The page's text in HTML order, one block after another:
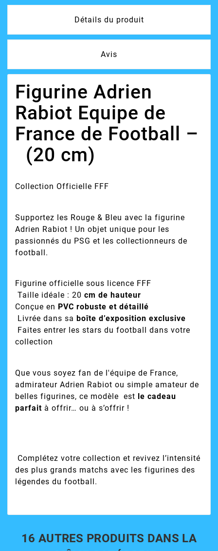
Détails du produit
Avis
Figurine Adrien
Rabiot Equipe de
France de Football –
(20 cm)
Collection Officielle FFF
Supportez les Rouge & Bleu avec la figurine
Adrien Rabiot ! Un objet unique pour les
passionnés du PSG et les collectionneurs de
football.
Figurine officielle sous licence FFF
Taille idéale : 20 cm de hauteur
Conçue en PVC robuste et détaillé
Livrée dans sa boîte d’exposition exclusive
Faites entrer les stars du football dans votre
collection
Que vous soyez fan de l'équipe de France,
admirateur Adrien Rabiot ou simple amateur de
belles figurines, ce modèle est le cadeau
parfait à offrir… ou à s’offrir !
Complétez votre collection et revivez l’intensité
des plus grands matchs avec les figurines des
légendes du football.
16 AUTRES PRODUITS DANS LA